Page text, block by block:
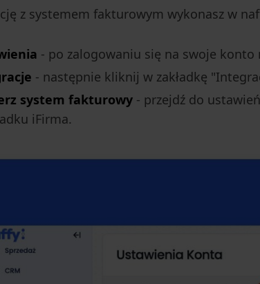
z systemem fakturowym wykonasz w
- po zalogowaniu się na swoje
- następnie kliknij w zakładkę
system fakturowy - przejdź do
iFirma.